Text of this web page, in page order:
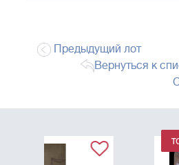
Предыдущий лот
Вернуться к